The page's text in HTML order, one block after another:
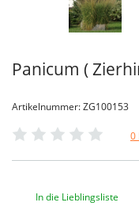
Panicum (
Artikelnummer: ZG100153
0
In die Lieblingsliste